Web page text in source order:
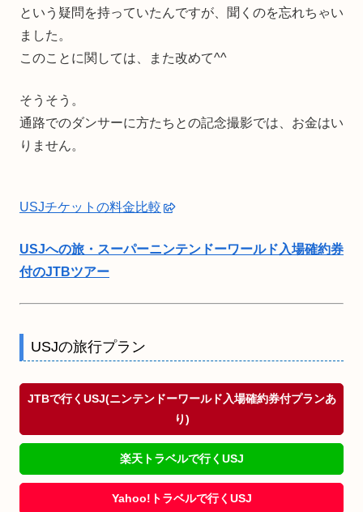
という疑問を持っていたんですが、聞くのを忘れちゃい
ました。
このことに関しては、また改めて^^
そうそう。
通路でのダンサーに方たちとの記念撮影では、お金はい
りません。
USJチケットの料金比較
USJへの旅・スーパーニンテンドーワールド入場確約券
付のJTBツアー
USJの旅行プラン
JTBで行くUSJ(ニンテンドーワールド入場確約券付プランあ
り)
楽天トラベルで行くUSJ
Yahoo!トラベルで行くUSJ